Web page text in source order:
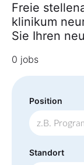
Freie
klinikum
Sie Ihren
0 jobs
Position
Standort